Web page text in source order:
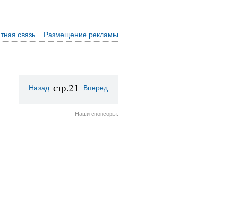
связь Размещение рекламы
Назад стр.21 Вперед
Наши спонсоры: